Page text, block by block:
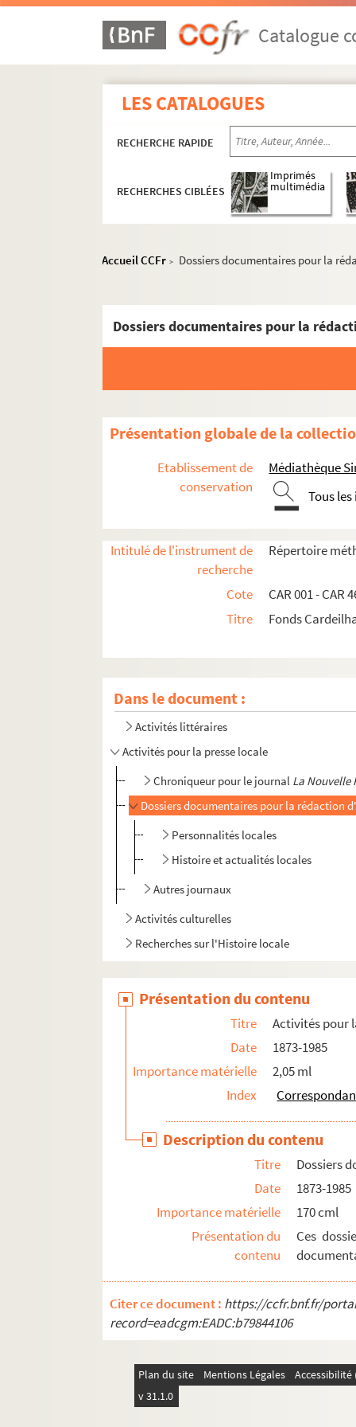
Catalogue
LES CATALOGUES
RECHERCHE RAPIDE
RECHERCHES CIBLÉES
Imprimés
multimédia
Accueil CCFr > Dossiers documentaires pour la
Dossiers documentaires pour la
Présentation globale de la
Etablissement de
conservation
Médiathèque
Tous
Intitulé de l'instrument de
recherche
Répertoire
Cote
CAR 001 - CAR
Titre
Fonds
Dans le document :
Activités littéraires
Activités pour la presse locale
Chroniqueur pour le journal La Nouvelle
Dossiers documentaires pour la rédaction
Personnalités locales
Histoire et actualités locales
Autres journaux
Activités culturelles
Recherches sur l'Histoire locale
Présentation du contenu
Titre
Activités pour
Date
1873-1985
Importance matérielle
2,05 ml
Index
Description du contenu
Titre
Dossiers
Date
1873-1985
Importance matérielle
170 cml
Présentation du
contenu
Ces
Citer ce document : https://ccfr.bnf.fr/
record=eadcgm:EADC:b79844106
Plan du site Mentions Légales
v 31.1.0